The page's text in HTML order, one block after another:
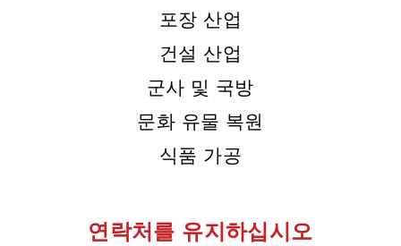
포장 산업
건설 산업
군사 및 국방
문화 유물 복원
식품 가공
연락처를 유지하십시오